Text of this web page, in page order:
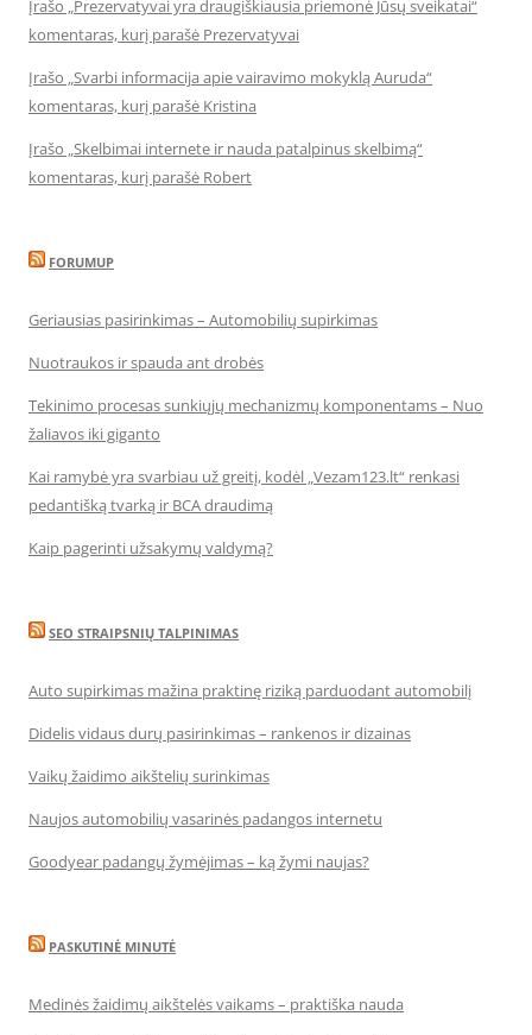
Įrašo „Prezervatyvai yra draugiškiausia priemonė Jūsų sveikatai“
komentaras, kurį parašė Prezervatyvai
Įrašo „Svarbi informacija apie vairavimo mokyklą Auruda“
komentaras, kurį parašė Kristina
Įrašo „Skelbimai internete ir nauda patalpinus skelbimą“
komentaras, kurį parašė Robert
FORUMUP
Geriausias pasirinkimas – Automobilių supirkimas
Nuotraukos ir spauda ant drobės
Tekinimo procesas sunkiųjų mechanizmų komponentams – Nuo
žaliavos iki giganto
Kai ramybė yra svarbiau už greitį, kodėl „Vezam123.lt“ renkasi
pedantišką tvarką ir BCA draudimą
Kaip pagerinti užsakymų valdymą?
SEO STRAIPSNIŲ TALPINIMAS
Auto supirkimas mažina praktinę riziką parduodant automobilį
Didelis vidaus durų pasirinkimas – rankenos ir dizainas
Vaikų žaidimo aikštelių surinkimas
Naujos automobilių vasarinės padangos internetu
Goodyear padangų žymėjimas – ką žymi naujas?
PASKUTINĖ MINUTĖ
Medinės žaidimų aikštelės vaikams – praktiška nauda